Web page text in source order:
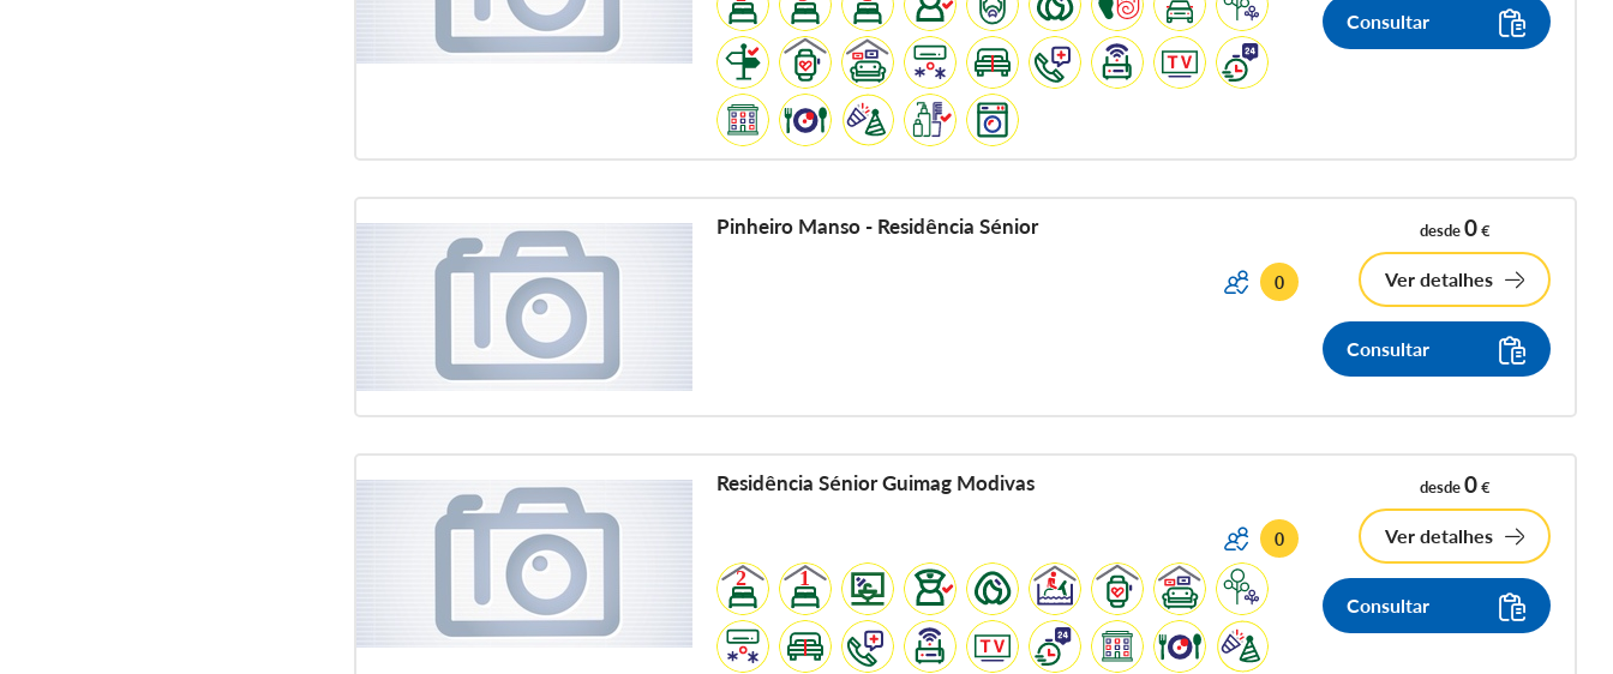
Consultar
Pinheiro Manso - Residência Sénior
0
desde0€
Ver detalhes
Consultar
Residência Sénior Guimag Modivas
0
desde0€
Ver detalhes
Consultar